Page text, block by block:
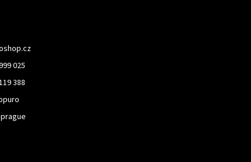
025
388